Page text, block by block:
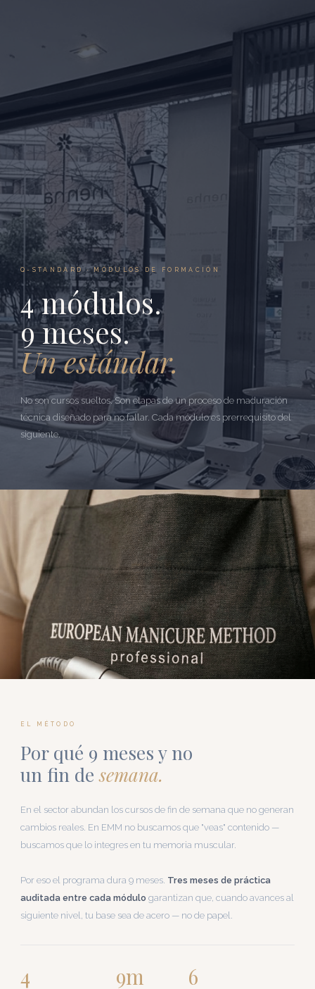
Q-STANDARD · MÓDULOS DE FORMACIÓN
4 módulos.
9 meses.
Un estándar.
No son cursos sueltos. Son etapas de un proceso de maduración
técnica diseñado para no fallar. Cada módulo es prerrequisito del
siguiente.
EL MÉTODO
Por qué 9 meses y no
un fin desemana.
En el sector abundan los cursos de fin de semana que no generan
cambios reales. En EMM no buscamos que "veas" contenido —
buscamos que lo integres en tu memoria muscular.
Por eso el programa dura 9 meses. Tres meses de práctica
auditada entre cada módulo garantizan que, cuando avances al
siguiente nivel, tu base sea de acero — no de papel.
4 9m 6